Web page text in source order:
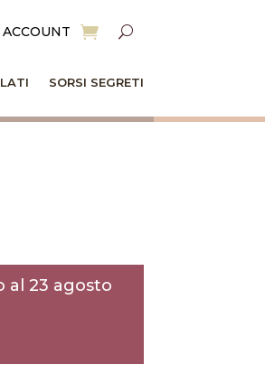
SORSI SEGRETI
al 23 agosto